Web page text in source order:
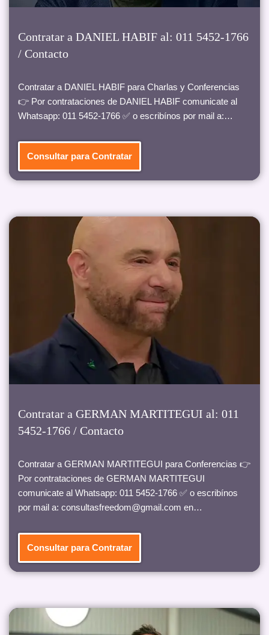
Contratar a DANIEL HABIF al: 011 5452-1766
/ Contacto
Contratar a DANIEL HABIF para Charlas y Conferencias
👉 Por contrataciones de DANIEL HABIF comunicate al
Whatsapp: 011 5452-1766 ✅ o escribínos por mail a:…
Consultar para Contratar
Contratar a GERMAN MARTITEGUI al: 011
5452-1766 / Contacto
Contratar a GERMAN MARTITEGUI para Conferencias 👉
Por contrataciones de GERMAN MARTITEGUI
comunicate al Whatsapp: 011 5452-1766 ✅ o escribínos
por mail a: consultasfreedom@gmail.com en…
Consultar para Contratar